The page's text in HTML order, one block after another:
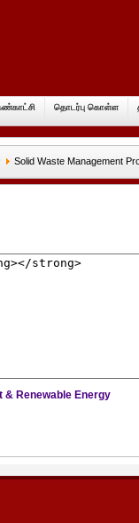
தொடர்பு கொள்ள
Solid Waste Management
& Renewable Energy